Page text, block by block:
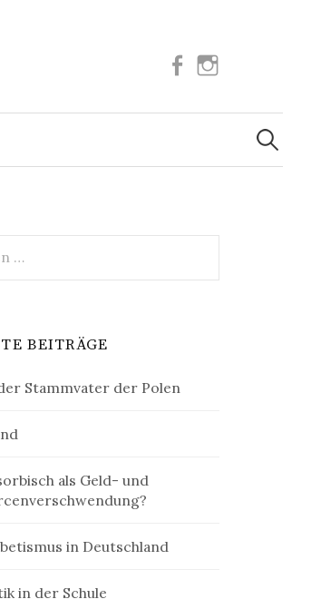
Facebook
Suchen
nach:
BEITRÄGE
Stammvater der Polen
als Geld- und
in Deutschland
in der Schule